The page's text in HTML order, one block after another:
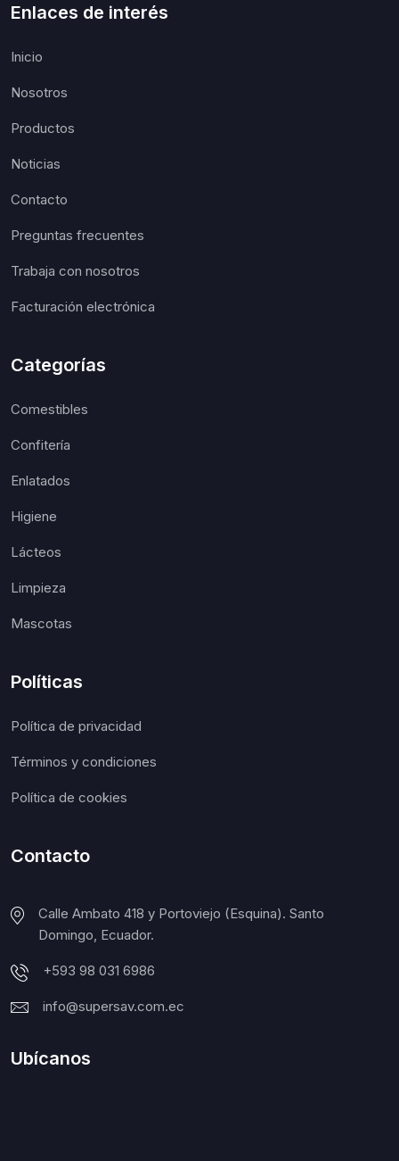
Enlaces de interés
Inicio
Nosotros
Productos
Noticias
Contacto
Preguntas frecuentes
Trabaja con nosotros
Facturación electrónica
Categorías
Comestibles
Confitería
Enlatados
Higiene
Lácteos
Limpieza
Mascotas
Políticas
Política de privacidad
Términos y condiciones
Política de cookies
Contacto
Calle Ambato 418 y Portoviejo (Esquina). Santo
Domingo, Ecuador.
+593 98 031 6986
info@supersav.com.ec
Ubícanos